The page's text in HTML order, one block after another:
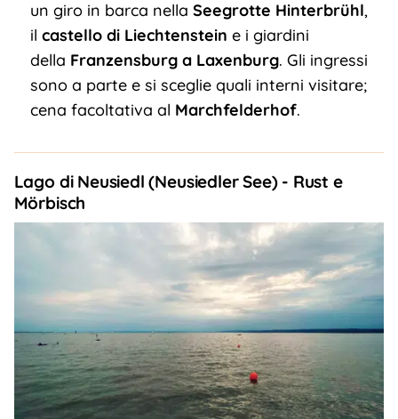
un giro in barca nella Seegrotte Hinterbrühl,
il castello di Liechtenstein e i giardini
della Franzensburg a Laxenburg. Gli ingressi
sono a parte e si sceglie quali interni visitare;
cena facoltativa al Marchfelderhof.
Lago di Neusiedl (Neusiedler See) - Rust e
Mörbisch